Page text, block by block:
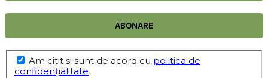
Am citit şi sunt de acord cu politica de
confidențialitate